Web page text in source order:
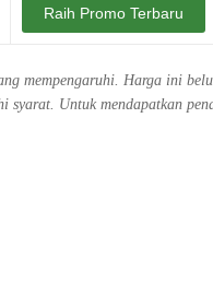
Raih Promo Terbaru
mempengaruhi. Harga ini
syarat. Untuk mendapatkan